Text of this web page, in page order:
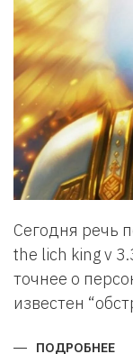
Сегодня речь
the lich king v
точнее о
известен
ПОДРОБНЕЕ